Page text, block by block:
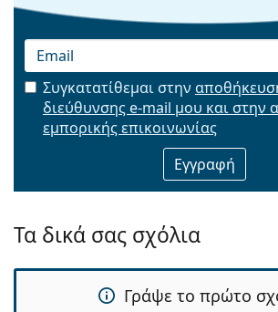
Email
Συγκατατίθεμαι στην
διεύθυνσης e-mail μου και στην
εμπορικής επικοινωνίας
Τα δικά σας σχόλια
Γράψε το πρώτο